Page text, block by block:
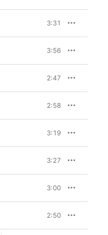
3:31
3:56
2:47
2:58
3:19
3:27
3:00
2:50